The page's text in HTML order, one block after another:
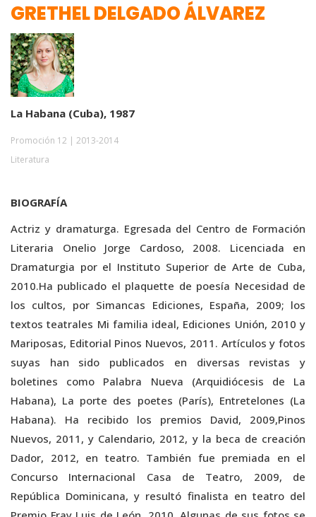
GRETHEL DELGADO ÁLVAREZ
La Habana (Cuba), 1987
Promoción 12 | 2013-2014
Literatura
BIOGRAFÍA
Actriz y dramaturga. Egresada del Centro de Formación
Literaria Onelio Jorge Cardoso, 2008. Licenciada en
Dramaturgia por el Instituto Superior de Arte de Cuba,
2010.Ha publicado el plaquette de poesía Necesidad de
los cultos, por Simancas Ediciones, España, 2009; los
textos teatrales Mi familia ideal, Ediciones Unión, 2010 y
Mariposas, Editorial Pinos Nuevos, 2011. Artículos y fotos
suyas han sido publicados en diversas revistas y
boletines como Palabra Nueva (Arquidiócesis de La
Habana), La porte des poetes (París), Entretelones (La
Habana). Ha recibido los premios David, 2009,Pinos
Nuevos, 2011, y Calendario, 2012, y la beca de creación
Dador, 2012, en teatro. También fue premiada en el
Concurso Internacional Casa de Teatro, 2009, de
República Dominicana, y resultó finalista en teatro del